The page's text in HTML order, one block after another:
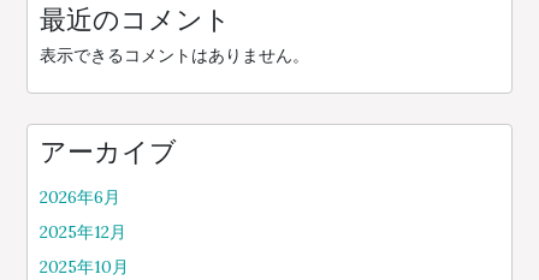
最近のコメント
表示できるコメントはありません。
アーカイブ
2026年6月
2025年12月
2025年10月